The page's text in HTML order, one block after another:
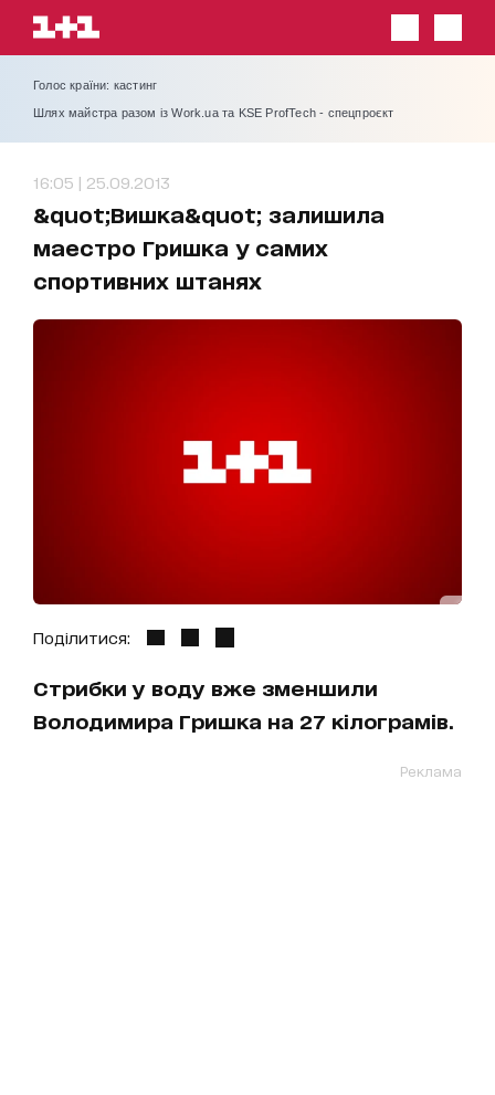
Голос країни: кастинг
Шлях майстра разом із Work.ua та KSE ProfTech - спецпроєкт
16:05 | 25.09.2013
&quot;Вишка&quot; залишила
маестро Гришка у самих
спортивних штанях
Поділитися:
Стрибки у воду вже зменшили
Володимира Гришка на 27 кілограмів.
Реклама